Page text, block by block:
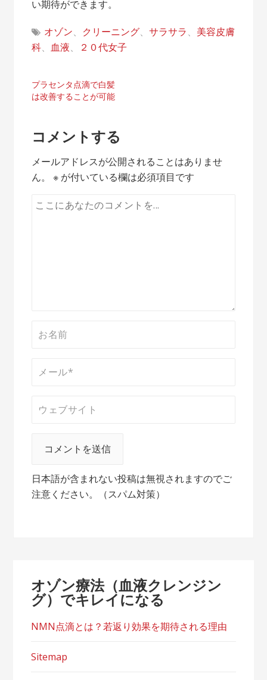
い期待ができます。
オゾン、 クリーニング、サラサラ、 美容皮膚
科、 血液、 ２０代女子
投
ナ
ビ
ゲ
ー
プラセンタ点滴で白髪
は改善することが可能
コメントする
メールアドレスが公開されることはありませ
ん。
※ が付いている欄は必須項目です
日本語が含まれない投稿は無視されますのでご
注意ください。（スパム対策）
オゾン療法（血液クレンジン
グ）でキレイになる
NMN点滴とは？若返り効果を期待される理由
Sitemap